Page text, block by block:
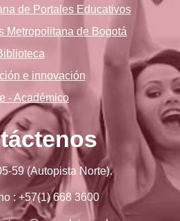
de Portales Educativos
Metropolitana de Bogotá
e innovación
- Académico
59 (Autopista Norte).
: +57(1) 668 3600